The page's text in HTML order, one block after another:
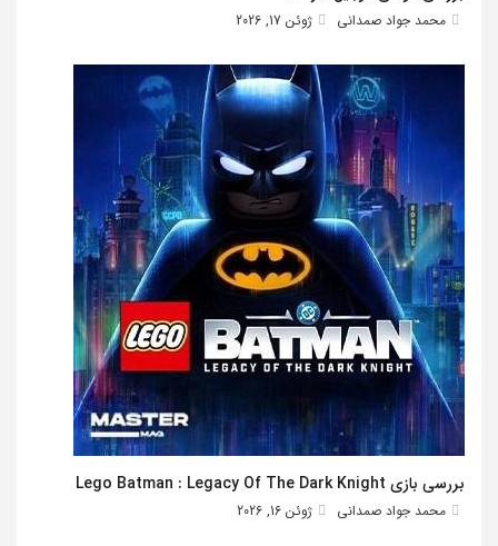
محمد جواد صمدانی ژوئن 17, 2026
بررسی بازی Lego Batman : Legacy Of The Dark Knight
محمد جواد صمدانی ژوئن 16, 2026